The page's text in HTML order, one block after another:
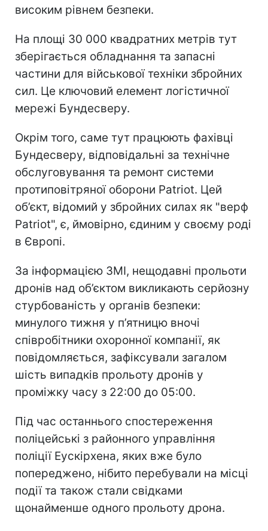
високим рівнем безпеки.
На площі 30 000 квадратних метрів тут
зберігається обладнання та запасні
частини для військової техніки збройних
сил. Це ключовий елемент логістичної
мережі Бундесверу.
Окрім того, саме тут працюють фахівці
Бундесверу, відповідальні за технічне
обслуговування та ремонт системи
протиповітряної оборони Patriot. Цей
об’єкт, відомий у збройних силах як "верф
Patriot", є, ймовірно, єдиним у своєму роді
в Європі.
За інформацією ЗМІ, нещодавні прольоти
дронів над об’єктом викликають серйозну
стурбованість у органів безпеки:
минулого тижня у п’ятницю вночі
співробітники охоронної компанії, як
повідомляється, зафіксували загалом
шість випадків прольоту дронів у
проміжку часу з 22:00 до 05:00.
Під час останнього спостереження
поліцейські з районного управління
поліції Еускірхена, яких вже було
попереджено, нібито перебували на місці
події та також стали свідками
щонайменше одного прольоту дрона.